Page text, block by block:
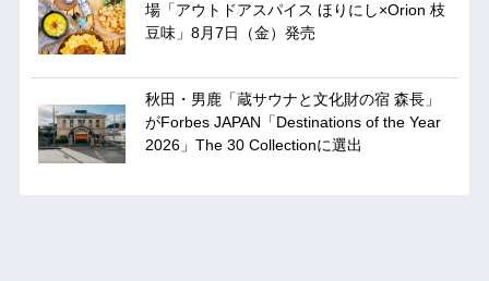
場「アウトドアスパイス ほりにし×Orion 枝
豆味」8月7日（金）発売
秋田・男鹿「蔵サウナと文化財の宿 森長」
がForbes JAPAN「Destinations of the Year
2026」The 30 Collectionに選出